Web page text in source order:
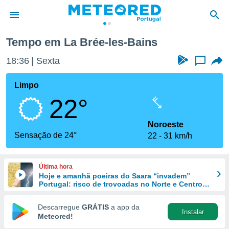
da
foi
fornecidas
a este
das
e
forma
digital
Tempo em La Brée-les-Bains
18:36 Sexta ...
Limpo
22°
Sensação de 24°
Noroeste
22
31 km/h
Última hora
Hoje e amanhã poeiras do Saara “invadem”
Portugal: risco de trovoadas no Norte e Centro
Descarregue GRÁTIS a app da
Meteored!
Instalar